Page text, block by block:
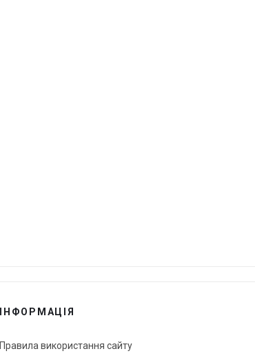
ІНФОРМАЦІЯ
Правила використання сайту